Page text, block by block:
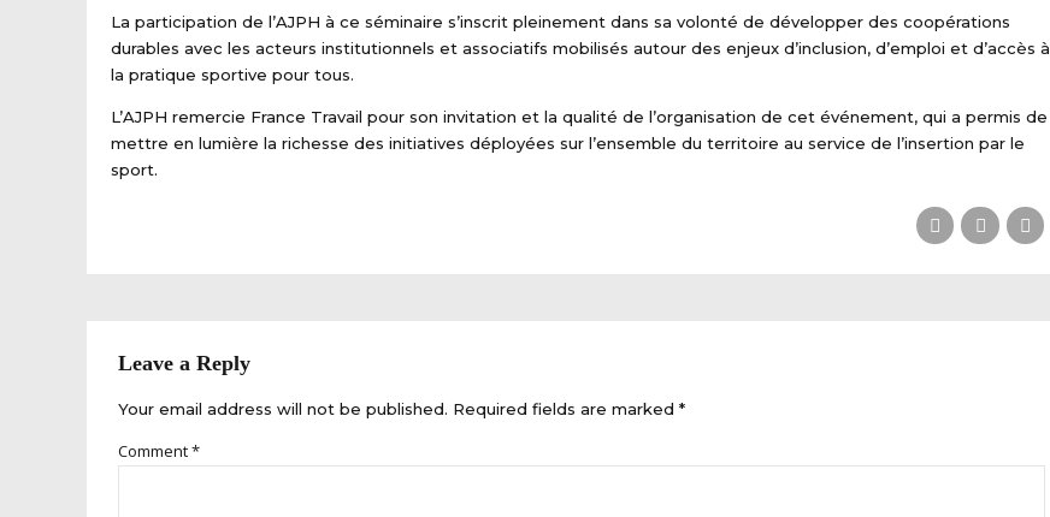
La participation de l’AJPH à ce séminaire s’inscrit pleinement dans sa volonté de développer des coopérations
durables avec les acteurs institutionnels et associatifs mobilisés autour des enjeux d’inclusion, d’emploi et d’accès à
la pratique sportive pour tous.
L’AJPH remercie France Travail pour son invitation et la qualité de l’organisation de cet événement, qui a permis de
mettre en lumière la richesse des initiatives déployées sur l’ensemble du territoire au service de l’insertion par le
sport.
Leave a Reply
Your email address will not be published. Required fields are marked *
Comment*